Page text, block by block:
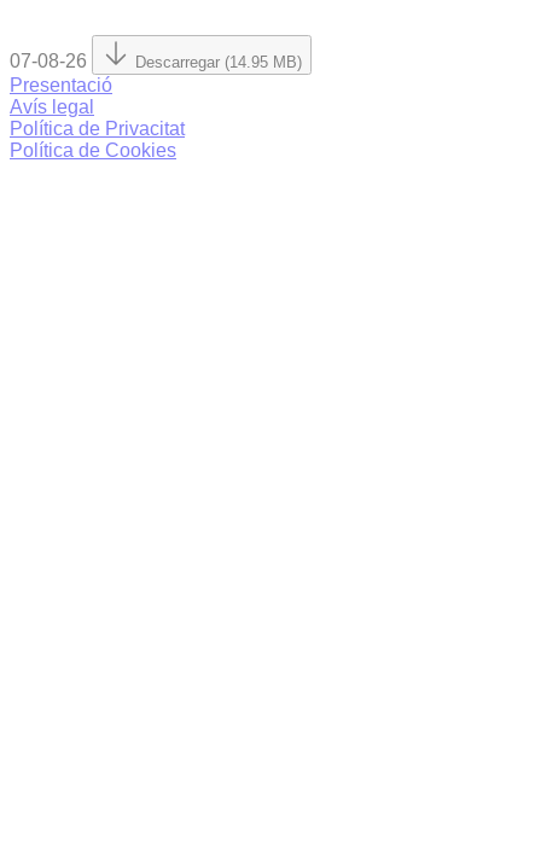
07-08-26 Descarregar (14.95 MB)
Presentació
Avís legal
Política de Privacitat
Política de Cookies